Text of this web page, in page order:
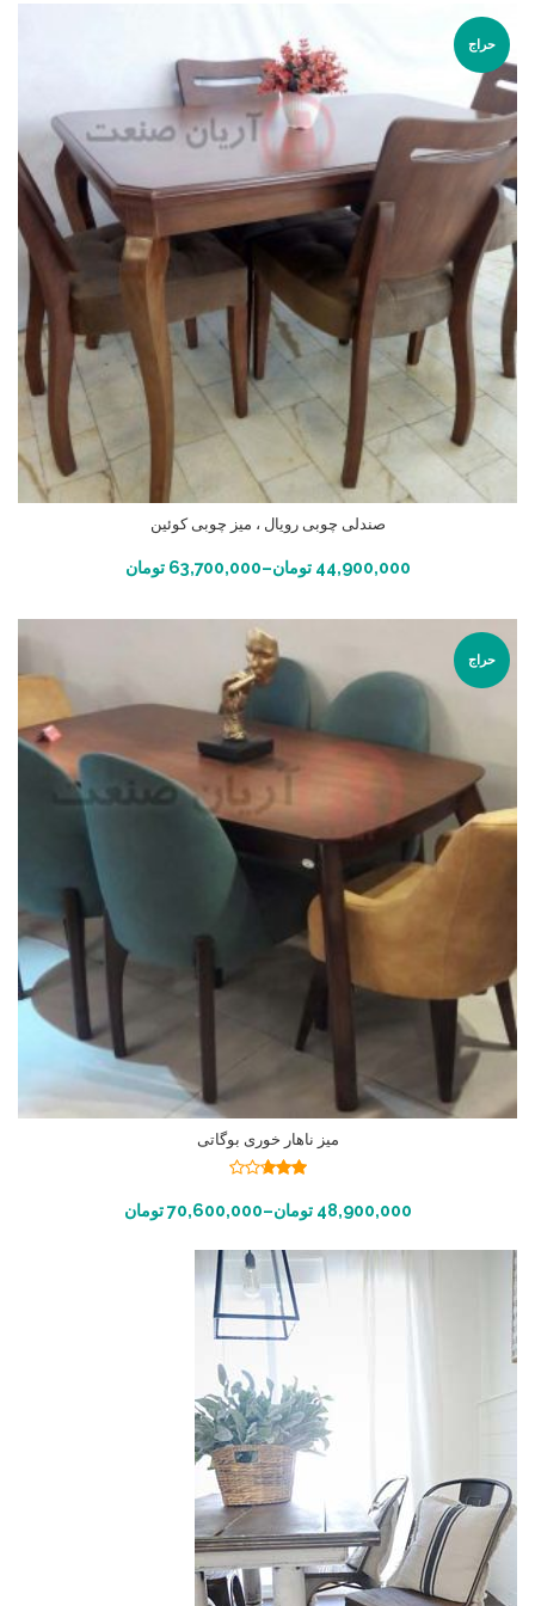
حراج
صندلی چوبی رویال ، میز چوبی کوئین
44,900,000 تومان–
63,700,000 تومان انتخاب گزینه ها
حراج
میز ناهار خوری بوگاتی
از 5
48,900,000 تومان–
70,600,000 تومان انتخاب گزینه ها